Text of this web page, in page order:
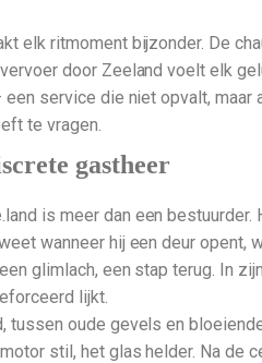
elk ritmoment bijzonder. De
door Zeeland voelt elk
service die niet opvalt,
te vragen.
gastheer
is meer dan een
wanneer hij een deur
glimlach, een stap terug. In
lijkt.
tussen oude gevels en
stil, het glas helder. Na de